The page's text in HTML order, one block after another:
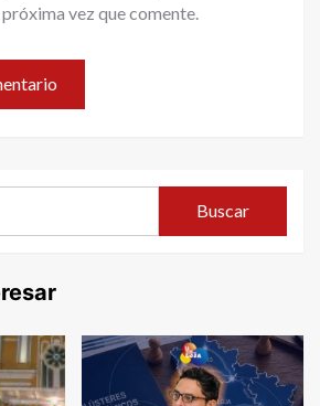
vez que comente.